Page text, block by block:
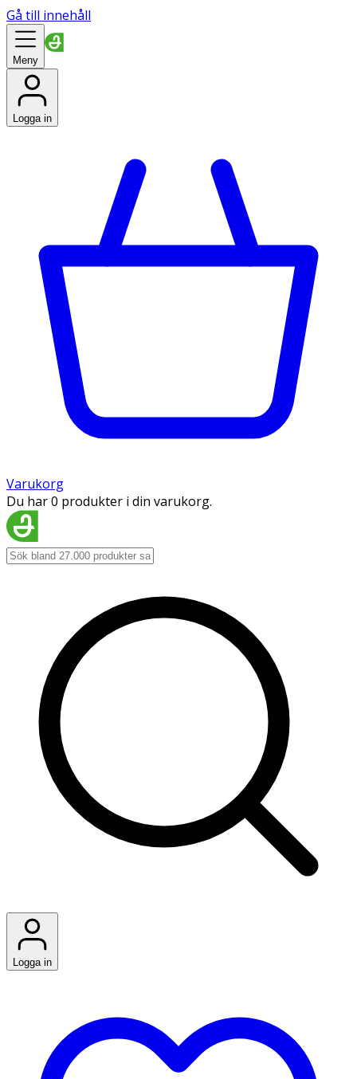
Gå till innehåll
Meny
Logga in
Varukorg
Du har 0 produkter i din varukorg.
Logga in